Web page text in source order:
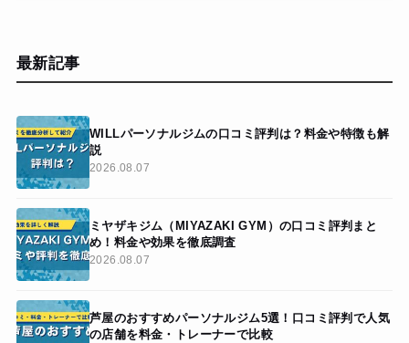
最新記事
WILLパーソナルジムの口コミ評判は？料金や特徴も解
説
2026.08.07
ミヤザキジム（MIYAZAKI GYM）の口コミ評判まと
め！料金や効果を徹底調査
2026.08.07
芦屋のおすすめパーソナルジム5選！口コミ評判で人気
の店舗を料金・トレーナーで比較